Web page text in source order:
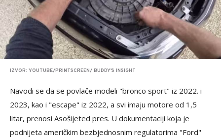
IZVOR: YOUTUBE/PRINTSCREEN/ BUDDY'S INSIGHT
Navodi se da se povlače modeli "bronco sport" iz 2022. i
2023, kao i "escape" iz 2022, a svi imaju motore od 1,5
litar, prenosi Asošijeted pres. U dokumentaciji koja je
podnijeta američkim bezbjednosnim regulatorima "Ford"